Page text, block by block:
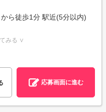
ら徒歩1分 駅近(5分以内)
みる ∨
応募画面に進む